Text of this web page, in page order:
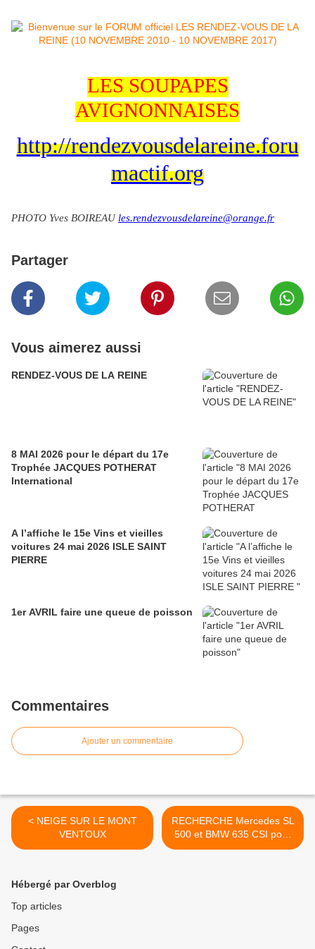
LES SOUPAPES
AVIGNONNAISES
http://rendezvousdelareine.foru
mactif.org
PHOTO Yves BOIREAUles.rendezvousdelareine@orange.fr
Partager
Vous aimerez aussi
RENDEZ-VOUS DE LA REINE
8 MAI 2026 pour le départ du 17e
Trophée JACQUES POTHERAT
International
A l’affiche le 15e Vins et vieilles
voitures 24 mai 2026 ISLE SAINT
PIERRE
1er AVRIL faire une queue de poisson
Commentaires
Ajouter un commentaire
< NEIGE SUR LE MONT
VENTOUX
RECHERCHE Mercedes SL
500 et BMW 635 CSI pour
tournage >
Hébergé par Overblog
Top articles
Pages